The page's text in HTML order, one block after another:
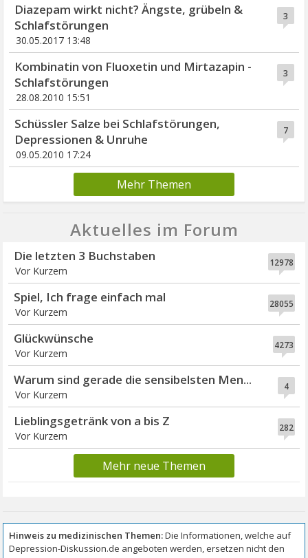
3
Diazepam wirkt nicht? Ängste, grübeln &
Schlafstörungen
30.05.2017 13:48
3
Kombinatin von Fluoxetin und Mirtazapin -
Schlafstörungen
28.08.2010 15:51
7
Schüssler Salze bei Schlafstörungen,
Depressionen & Unruhe
09.05.2010 17:24
Mehr Themen
Aktuelles im Forum
12978
Die letzten 3 Buchstaben
Vor Kurzem
28055
Spiel, Ich frage einfach mal
Vor Kurzem
4273
Glückwünsche
Vor Kurzem
4
Warum sind gerade die sensibelsten Men...
Vor Kurzem
282
Lieblingsgetränk von a bis Z
Vor Kurzem
Mehr neue Themen